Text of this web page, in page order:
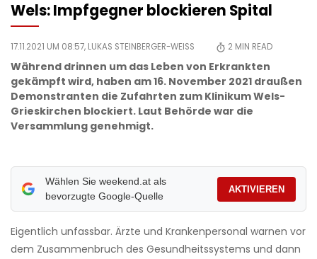
Wels: Impfgegner blockieren Spital
17.11.2021 UM 08:57, LUKAS STEINBERGER-WEISS 2 MIN READ
Während drinnen um das Leben von Erkrankten
gekämpft wird, haben am 16. November 2021 draußen
Demonstranten die Zufahrten zum Klinikum Wels-
Grieskirchen blockiert. Laut Behörde war die
Versammlung genehmigt.
Wählen Sie weekend.at als
bevorzugte Google-Quelle
AKTIVIEREN
Eigentlich unfassbar. Ärzte und Krankenpersonal warnen vor
dem Zusammenbruch des Gesundheitssystems und dann